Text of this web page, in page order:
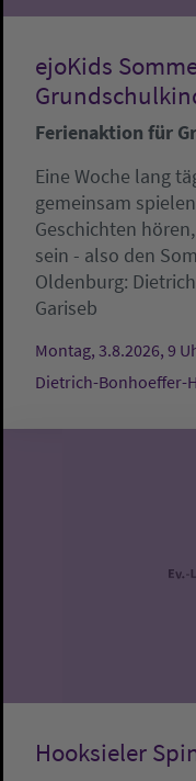
ejoKids
Ferienaktion für
Eine Woche lang
gemeinsam
Geschichten
sein - also den
Oldenburg:
Gariseb
Montag, 3.8.2026, 9
Dietrich-Bonhoeffer-
Hooksieler